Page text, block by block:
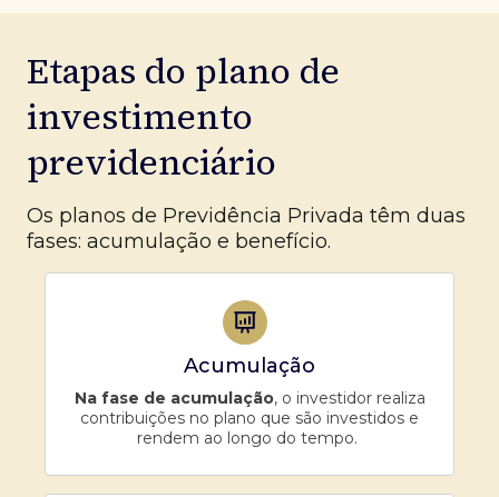
Etapas do plano de
investimento
previdenciário
Os planos de Previdência Privada têm duas
fases: acumulação e benefício.
Acumulação
Na fase de acumulação, o investidor realiza
contribuições no plano que são investidos e
rendem ao longo do tempo.